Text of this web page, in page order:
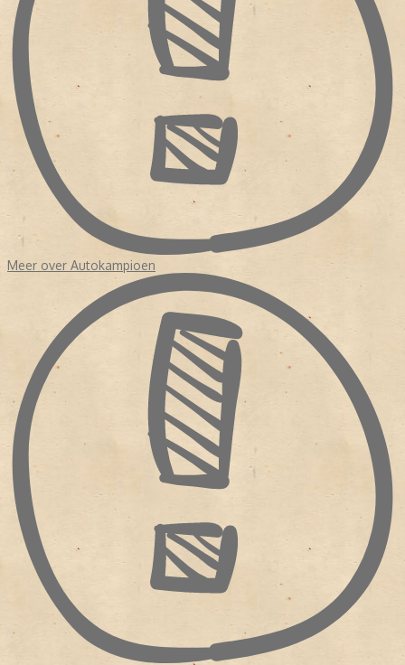
Meer over Autokampioen